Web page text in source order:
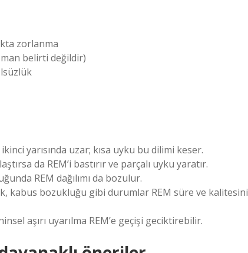
zorlanma
belirti değildir)
yarısında uzar; kısa uyku bu dilimi keser.
da REM’i bastırır ve parçalı uyku yaratır.
REM dağılımı da bozulur.
kabus bozukluğu gibi durumlar REM süre ve kalitesini
aşırı uyarılma REM’e geçişi geciktirebilir.